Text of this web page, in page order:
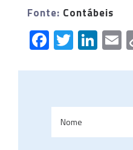
Fonte: Contábeis
Facebook
Twitter